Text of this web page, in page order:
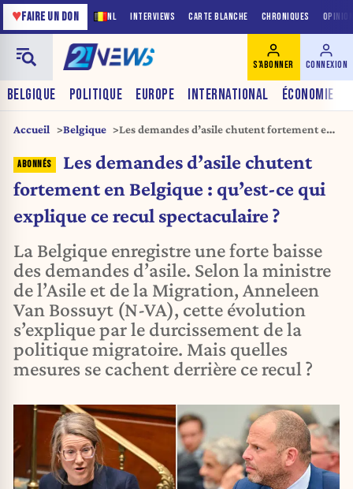
NL INTERVIEWS CARTE BLANCHE CHRONIQUES
♥FAIRE UN DON
BELGIQUE POLITIQUE EUROPE INTERNATIONAL ÉCONOMIE
S'ABONNER CONNEXION
Accueil Belgique
Les demandes d’asile chutent fortement en
spectaculaire ?
Les demandes d’asile chutent
fortement en Belgique : qu’est-ce qui
explique ce recul spectaculaire ?
La Belgique enregistre une forte baisse
des demandes d’asile. Selon la ministre
de l’Asile et de la Migration, Anneleen
Van Bossuyt (N-VA), cette évolution
s’explique par le durcissement de la
politique migratoire. Mais quelles
mesures se cachent derrière ce recul ?